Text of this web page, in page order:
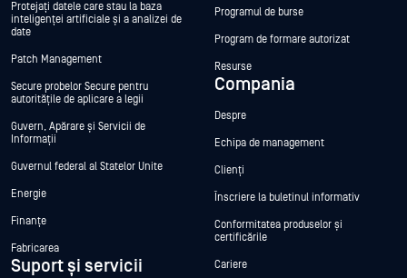
Protejați datele care stau la baza
inteligenței artificiale și a analizei de
date
Patch Management
Secure probelor Secure pentru
autoritățile de aplicare a legii
Guvern, Apărare și Servicii de
Informații
Guvernul federal al Statelor Unite
Energie
Finanțe
Fabricarea
Suport și servicii
Programul de burse
Program de formare autorizat
Resurse
Compania
Despre
Echipa de management
Clienți
Înscriere la buletinul informativ
Conformitatea produselor și
certificările
Cariere